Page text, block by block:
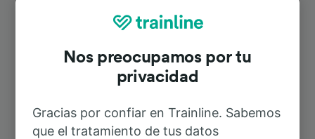
Rutas más populares desde Undorf
A Regensburg Hbf 8min
Nos preocupamos por tu
privacidad
Gracias por confiar en Trainline. Sabemos
que el tratamiento de tus datos